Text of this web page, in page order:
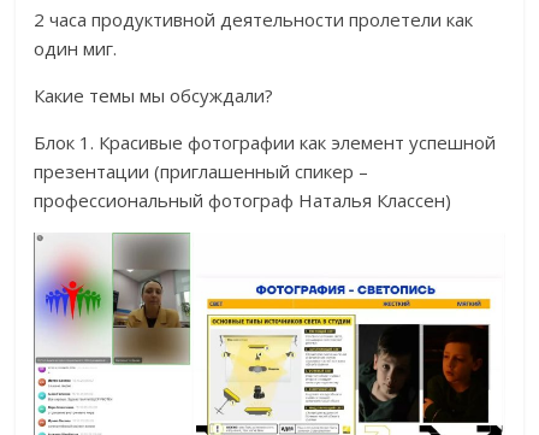
2 часа продуктивной деятельности пролетели как
один миг.
Какие темы мы обсуждали?
Блок 1. Красивые фотографии как элемент успешной
презентации (приглашенный спикер –
профессиональный фотограф Наталья Классен)